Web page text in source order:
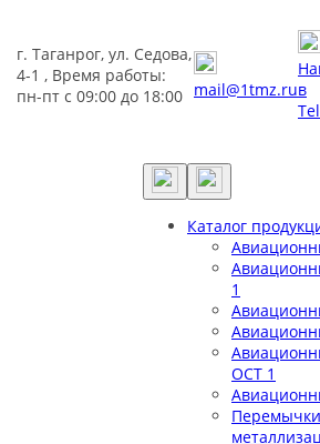
г. Таганрог, ул. Седова,
4-1 , Время работы:
пн-пт с 09:00 до 18:00 mail@1tmz.ruв
Каталог
1
ОСТ 1
Перемычки